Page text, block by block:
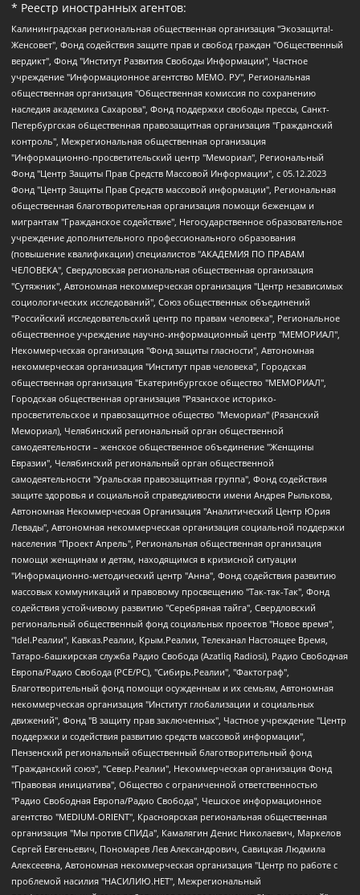
* Реестр иностранных агентов:
Калининградская региональная общественная организация "Экозащита!-Женсовет", Фонд содействия защите прав и свобод граждан "Общественный вердикт", Фонд "Институт Развития Свободы Информации", Частное учреждение "Информационное агентство МЕМО. РУ", Региональная общественная организация "Общественная комиссия по сохранению наследия академика Сахарова", Фонд поддержки свободы прессы, Санкт-Петербургская общественная правозащитная организация "Гражданский контроль", Межрегиональная общественная организация "Информационно-просветительский центр "Мемориал", Региональный Фонд "Центр Защиты Прав Средств Массовой Информации", с 05.12.2023 Фонд "Центр Защиты Прав Средств массовой информации", Региональная общественная благотворительная организация помощи беженцам и мигрантам "Гражданское содействие", Негосударственное образовательное учреждение дополнительного профессионального образования (повышение квалификации) специалистов "АКАДЕМИЯ ПО ПРАВАМ ЧЕЛОВЕКА", Свердловская региональная общественная организация "Сутяжник", Автономная некоммерческая организация "Центр независимых социологических исследований", Союз общественных объединений "Российский исследовательский центр по правам человека", Региональное общественное учреждение научно-информационный центр "МЕМОРИАЛ", Некоммерческая организация "Фонд защиты гласности", Автономная некоммерческая организация "Институт прав человека", Городская общественная организация "Екатеринбургское общество "МЕМОРИАЛ", Городская общественная организация "Рязанское историко-просветительское и правозащитное общество "Мемориал" (Рязанский Мемориал), Челябинский региональный орган общественной самодеятельности – женское общественное объединение "Женщины Евразии", Челябинский региональный орган общественной самодеятельности "Уральская правозащитная группа", Фонд содействия защите здоровья и социальной справедливости имени Андрея Рылькова, Автономная Некоммерческая Организация "Аналитический Центр Юрия Левады", Автономная некоммерческая организация социальной поддержки населения "Проект Апрель", Региональная общественная организация помощи женщинам и детям, находящимся в кризисной ситуации "Информационно-методический центр "Анна", Фонд содействия развитию массовых коммуникаций и правовому просвещению "Так-так-Так", Фонд содействия устойчивому развитию "Серебряная тайга", Свердловский региональный общественный фонд социальных проектов "Новое время", "Idel.Реалии", Кавказ.Реалии, Крым.Реалии, Телеканал Настоящее Время, Татаро-башкирская служба Радио Свобода (Azatliq Radiosi), Радио Свободная Европа/Радио Свобода (PCE/PC), "Сибирь.Реалии", "Фактограф", Благотворительный фонд помощи осужденным и их семьям, Автономная некоммерческая организация "Институт глобализации и социальных движений", Фонд "В защиту прав заключенных", Частное учреждение "Центр поддержки и содействия развитию средств массовой информации", Пензенский региональный общественный благотворительный фонд "Гражданский союз", "Север.Реалии", Некоммерческая организация Фонд "Правовая инициатива", Общество с ограниченной ответственностью "Радио Свободная Европа/Радио Свобода", Чешское информационное агентство "MEDIUM-ORIENT", Красноярская региональная общественная организация "Мы против СПИДа", Камалягин Денис Николаевич, Маркелов Сергей Евгеньевич, Пономарев Лев Александрович, Савицкая Людмила Алексеевна, Автономная некоммерческая организация "Центр по работе с проблемой насилия "НАСИЛИЮ.НЕТ", Межрегиональный профессиональный союз работников здравоохранения "Альянс врачей", Юридическое лицо, зарегистрированное в Латвийской Республике, SIA "Medusa Project" (регистрационный номер 40103797863, дата регистрации 10.06.2014), Некоммерческая организация "Фонд по борьбе с коррупцией", Автономная некоммерческая организация "Институт права и публичной политики", Баданин Роман Сергеевич, Гликин Максим Александрович, Железнова Мария Михайловна, Лукьянова Юлия Сергеевна, Маетная Елизавета Витальевна, Маняхин Петр Борисович, Чуракова Ольга Владимировна, Ярош Юлия Петровна, Юридическое лицо "The Insider SIA", зарегистрированное в Риге, Латвийская Республика (дата регистрации 26.06.2015), являющееся администратором доменного имени интернет-издания "The Insider SIA", https://theins.ru, Постернак Алексей Евгеньевич, Рубин Михаил Аркадьевич, Анин Роман Александрович, Юридическое лицо Istories fonds, зарегистрированное в Латвийской Республике (регистрационный номер 50008295751, дата регистрации 24.02.2020), Великовский Дмитрий Александрович, Долинина Ирина Николаевна, Мароховская Алеся Алексеевна, Шлейнов Роман Юрьевич, Шмагун Олеся Валентиновна, Общество с ограниченной ответственностью "Альтаир 2021", Общество с ограниченной ответственностью "Вега 2021", Общество с ограниченной ответственностью "Главный редактор 2021", Общество с ограниченной ответственностью "Ромашки монолит", Важенков Артем Валерьевич, Ивановская областная общественная организация "Центр гендерных исследований", Гурман Юрий Альбертович, Медиапроект "ОВД-Инфо", Егоров Владимир Владимирович, Жилинский Владимир Александрович, Общество с ограниченной ответственностью "ЗП", Иванова София Юрьевна, Карезина Инна Павловна, Кильтау Екатерина Викторовна, Петров Алексей Викторович, Пискунов Сергей Евгеньевич, Смирнов Сергей Сергеевич, Тихонов Михаил Сергеевич, Общество с ограниченной ответственностью "ЖУРНАЛИСТ-ИНОСТРАННЫЙ АГЕНТ", Арапова Галина Юрьевна, Вольтская Татьяна Анатольевна, Американская компания "Mason G.E.S. Anonymous Foundation" (США), являющаяся владельцем интернет-издания https://mnews.world/, Компания "Stichting Bellingcat", зарегистрированная в Нидерландах (дата регистрации 11.07.2018), Захаров Андрей Вячеславович, Клепиковская Екатерина Дмитриевна, Общество с ограниченной ответственностью "МЕМО", Перл Роман Александрович, Симонов Евгений Алексеевич, Соловьева Елена Анатольевна, Сотников Даниил Владимирович, Сурначева Елизавета Дмитриевна, Автономная некоммерческая организация по защите прав человека и информированию населения "Якутия – Наше Мнение", Общество с ограниченной ответственностью "Москоу диджитал медиа", с 26.01.2023 Общество с ограниченной ответственностью "Чайка Белые сады", Ветошкина Валерия Валерьевна, Заговора Максим Александрович, Межрегиональное общественное движение "Российская ЛГБТ - сеть", Оленичев Максим Владимирович, Павлов Иван Юрьевич, Скворцова Елена Сергеевна, Общество с ограниченной ответственностью "Как бы инагент", Кочетков Игорь Викторович, Общество с ограниченной ответственностью "Честные выборы", Еланчик Олег Александрович, Общество с ограниченной ответственностью "Нобелевский призыв", Гималова Регина Эмилевна, Григорьев Андрей Валерьевич, Григорьева Алина Александровна, Ассоциация по содействию защите прав призывников, альтернативнослужащих и военнослужащих "Правозащитная группа "Гражданин.Армия.Право", Хисамова Регина Фаритовна, Автономная некоммерческая организация по реализации социально-правовых программ "Лилит", Дальневосточное общественное движение "Маяк", Санкт-Петербургская ЛГБТ-инициативная группа "Выход", Инициативная группа ЛГБТ+ "Реверс", Алексеев Андрей Викторович, Бекбулатова Таисия Львовна, Беляев Иван Михайлович, Владыкина Елена Сергеевна, Гельман Марат Александрович, Никульшина Вероника Юрьевна, Толоконникова Надежда Андреевна, Шендерович Виктор Анатольевич, Общество с ограниченной ответственностью "Данное сообщение", Общество с ограниченной ответственностью Издательский дом "Новая глава", Айнбиндер Александра Александровна, Московский комьюнити-центр для ЛГБТ+инициатив, Благотворительный фонд развития филантропии, Deutsche Welle (Германия, Kurt-Schumacher-Strasse 3, 53113 Bonn), Борзунова Мария Михайловна, Воробьев Виктор Викторович, Голубева Анна Львовна, Константинова Алла Михайловна, Малкова Ирина Владимировна, Мурадов Мурад Абдулгалимович, Осетинская Елизавета Николаевна, Понасенков Евгений Николаевич, Ганапольский Матвей Юрьевич, Киселев Евгений Алексеевич, Борухович Ирина Григорьевна, Дремин Иван Тимофеевич, Дубровский Дмитрий Викторович, Красноярская региональная общественная организация поддержки и развития альтернативных образовательных технологий и межкультурных коммуникаций "ИНТЕРРА", Маяковская Екатерина Алексеевна, Фейгин Марк Захарович, Филимонов Андрей Викторович, Дзугкоева Регина Николаевна, Доброхотов Роман Александрович, Дудь Юрий Александрович, Елкин Сергей Владимирович, Кругликов Кирилл Игоревич, Сабунаева Мария Леонидовна, Семенов Алексей Владимирович, Шаинян Карен Багратович, Шульман Екатерина Михайловна, Асафьев Артур Валерьевич, Вахштайн Виктор Семенович, Венедиктов Алексей Алексеевич, Лушникова Екатерина Евгеньевна, Волков Леонид Михайлович, Невзоров Александр Глебович, Пархоменко Сергей Борисович, Сироткин Ярослав Николаевич, Кара-Мурза Владимир Владимирович, Баранова Наталья Владимировна, Гозман Леонид Яковлевич, Кагарлицкий Борис Юльевич, Климарев Михаил Валерьевич, Милов Владимир Станиславович, Автономная некоммерческая организация Краснодарский центр современного искусства "Типография", Моргенштерн Алишер Тагирович, Соболь Любовь Эдуардовна, Общество с ограниченной ответственностью "ЛИЗА НОРМ", Каспаров Гарри Кимович, Ходорковский Михаил Борисович, Общество с ограниченной ответственностью "Апрельские тезисы", Данилович Ирина Брониславовна, Кашин Олег Владимирович, Петров Николай Владимирович, Пивоваров Алексей Владимирович, Соколов Михаил Владимирович, Цветкова Юлия Владимировна, Чичваркин Евгений Александрович, Комитет против пыток/Команда против пыток, Общество с ограниченной ответственностью "Первый научный", Общество с ограниченной ответственностью "Вертолет и ко", Белоцерковская Вероника Борисовна, Кац Максим Евгеньевич, Лазарева Татьяна Юрьевна, Шаведдинов Руслан Табризович, Яшин Илья Валерьевич, Общество с ограниченной ответственностью "Иноагент ААВ", Алешковский Дмитрий Петрович, Альбац Евгения Марковна, Быков Дмитрий Львович, Галямина Юлия Евгеньевна, Лойко Сергей Леонидович, Мартынов Кирилл Константинович, Медведев Сергей Александрович, Крашенинников Федор Геннадиевич, Гордеева Катерина Вл